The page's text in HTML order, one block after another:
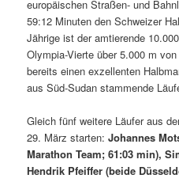
europäischen Straßen- und
59:12 Minuten den Schweizer
Jährige ist der amtierende
Olympia-Vierte über 5.000 m
bereits einen exzellenten
aus Süd-Sudan stammende
Gleich fünf weitere Läufer aus
29. März starten:Johannes
Marathon Team; 61:03 min),
Hendrik Pfeiffer (beide